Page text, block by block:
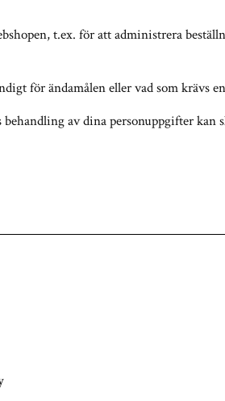
, t.ex. för att administrera
för ändamålen eller vad som krävs
av dina personuppgifter kan